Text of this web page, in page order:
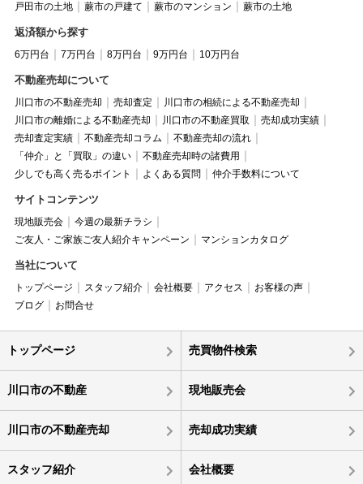
戸田市の土地
蕨市の戸建て 蕨市のマンション 蕨市の土地
返済額から探す
6万円台 7万円台 8万円台 9万円台 10万円台
不動産売却について
川口市の不動産売却 売却査定
川口市の相続による不動産売却
川口市の離婚による不動産売却
川口市の不動産買取
売却成功実績
売却査定実績
不動産売却コラム
不動産売却の流れ
「仲介」と「買取」の違い
不動産売却時の諸費用
少しでも高く売るポイント
よくある質問 仲介手数料について
サイトコンテンツ
現地販売会
今週の最新チラシ
ご友人・ご家族ご友人紹介キャンペーン
マンションカタログ
当社について
トップページ スタッフ紹介 会社概要 アクセス
お客様の声
ブログ
お問合せ
トップページ 売買物件検索
川口市の不動産 現地販売会
川口市の不動産売却 売却成功実績
スタッフ紹介 会社概要